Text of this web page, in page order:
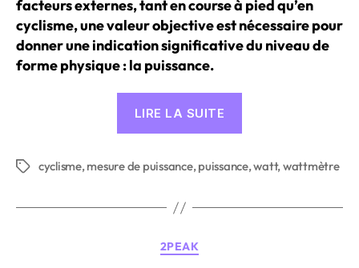
facteurs externes, tant en course à pied qu’en
cyclisme, une valeur objective est nécessaire pour
donner une indication significative du niveau de
forme physique : la puissance.
LIRE LA SUITE
avec
Puissance
Étiquettes
cyclisme,mesure de puissance,puissance,watt,wattmètre
Catégories
2PEAK